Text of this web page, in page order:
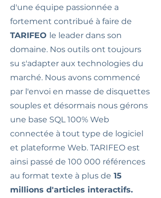
d'une équipe passionnée a
fortement contribué à faire de
TARIFEO le leader dans son
domaine. Nos outils ont toujours
su s'adapter aux technologies du
marché. Nous avons commencé
par l'envoi en masse de disquettes
souples et désormais nous gérons
une base SQL 100% Web
connectée à tout type de logiciel
et plateforme Web. TARIFEO est
ainsi passé de 100 000 références
au format texte à plus de 15
millions d'articles interactifs.